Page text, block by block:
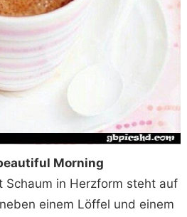
Morning
Schaum in Herzform steht auf
einem Löffel und einem